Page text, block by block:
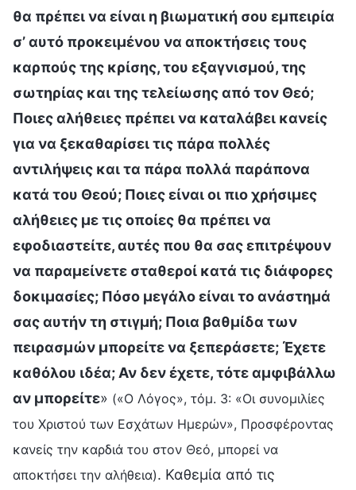
θα πρέπει να είναι η βιωματική σου εμπειρία
σ’ αυτό προκειμένου να αποκτήσεις τους
καρπούς της κρίσης, του εξαγνισμού, της
σωτηρίας και της τελείωσης από τον Θεό;
Ποιες αλήθειες πρέπει να καταλάβει κανείς
για να ξεκαθαρίσει τις πάρα πολλές
αντιλήψεις και τα πάρα πολλά παράπονα
κατά του Θεού; Ποιες είναι οι πιο χρήσιμες
αλήθειες με τις οποίες θα πρέπει να
εφοδιαστείτε, αυτές που θα σας επιτρέψουν
να παραμείνετε σταθεροί κατά τις διάφορες
δοκιμασίες; Πόσο μεγάλο είναι το ανάστημά
σας αυτήν τη στιγμή; Ποια βαθμίδα των
πειρασμών μπορείτε να ξεπεράσετε; Έχετε
καθόλου ιδέα; Αν δεν έχετε, τότε αμφιβάλλω
αν μπορείτε» («Ο Λόγος», τόμ. 3: «Οι συνομιλίες
του Χριστού των Εσχάτων Ημερών», Προσφέροντας
κανείς την καρδιά του στον Θεό, μπορεί να
αποκτήσει την αλήθεια). Καθεμία από τις